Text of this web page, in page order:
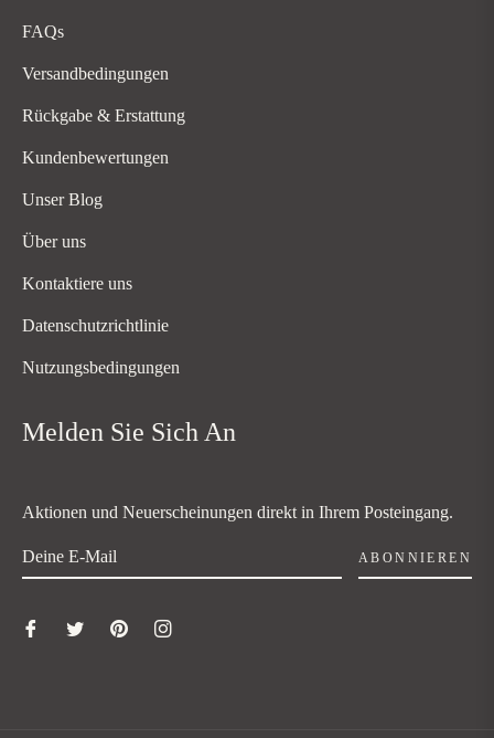
FAQs
Versandbedingungen
Rückgabe & Erstattung
Kundenbewertungen
Unser Blog
Über uns
Kontaktiere uns
Datenschutzrichtlinie
Nutzungsbedingungen
Melden Sie Sich An
Aktionen und Neuerscheinungen direkt in Ihrem Posteingang.
ABONNIEREN